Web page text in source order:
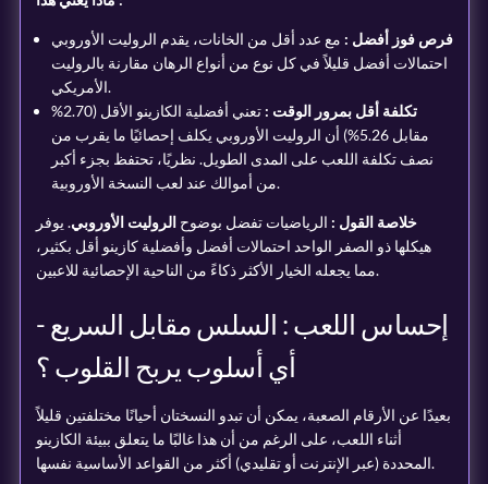
فرص فوز أفضل : مع عدد أقل من الخانات، يقدم الروليت الأوروبي
احتمالات أفضل قليلاً في كل نوع من أنواع الرهان مقارنة بالروليت
الأمريكي.
تكلفة أقل بمرور الوقت :
تعني أفضلية الكازينو الأقل (2.70%
مقابل 5.26%) أن الروليت الأوروبي يكلف إحصائيًا ما يقرب من
نصف تكلفة اللعب على المدى الطويل. نظريًا، تحتفظ بجزء أكبر
من أموالك عند لعب النسخة الأوروبية.
خلاصة القول : الرياضيات تفضل بوضوحالروليت الأوروبي. يوفر
هيكلها ذو الصفر الواحد احتمالات أفضل وأفضلية كازينو أقل بكثير،
مما يجعله الخيار الأكثر ذكاءً من الناحية الإحصائية للاعبين.
إحساس اللعب : السلس مقابل السريع -
أي أسلوب يربح القلوب ؟
بعيدًا عن الأرقام الصعبة، يمكن أن تبدو النسختان أحيانًا مختلفتين قليلاً
أثناء اللعب، على الرغم من أن هذا غالبًا ما يتعلق ببيئة الكازينو
المحددة (عبر الإنترنت أو تقليدي) أكثر من القواعد الأساسية نفسها.